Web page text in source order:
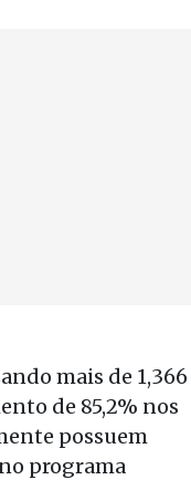
mais de 1,366
de 85,2% nos
possuem
programa